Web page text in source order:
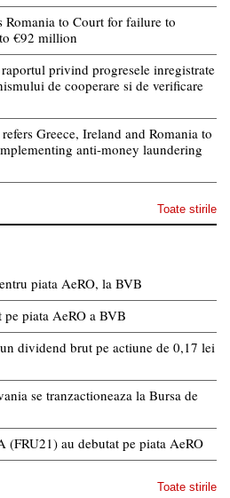
Romania to Court for failure to
€92 million
privind progresele inregistrate
de cooperare si de verificare
Greece, Ireland and Romania to
anti-money laundering
Toate stirile
piata AeRO, la BVB
piata AeRO a BVB
dividend brut pe actiune de 0,17 lei
se tranzactioneaza la Bursa de
(FRU21) au debutat pe piata AeRO
Toate stirile